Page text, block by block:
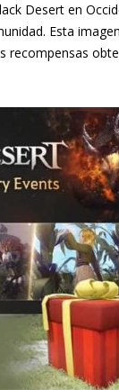
Desert en
Esta